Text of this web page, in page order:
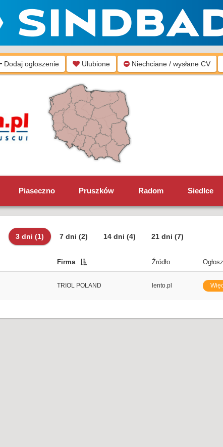
Dodaj ogłoszenie Ulubione Niechciane / wysłane CV
Piaseczno Pruszków Radom Siedlce
3 dni (1) 7 dni (2) 14 dni (4) 21 dni (7)
Firma Źródło
TRIOL POLAND lento.pl